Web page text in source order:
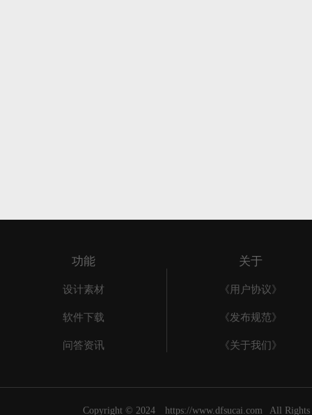
功能
设计素材
软件下载
问答资讯
关于
《用户协议》
《发布规范》
《关于我们》
Copyright © 2024 https://www.dfsucai.com All